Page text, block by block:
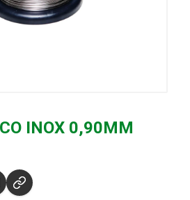
INOX 0,90MM